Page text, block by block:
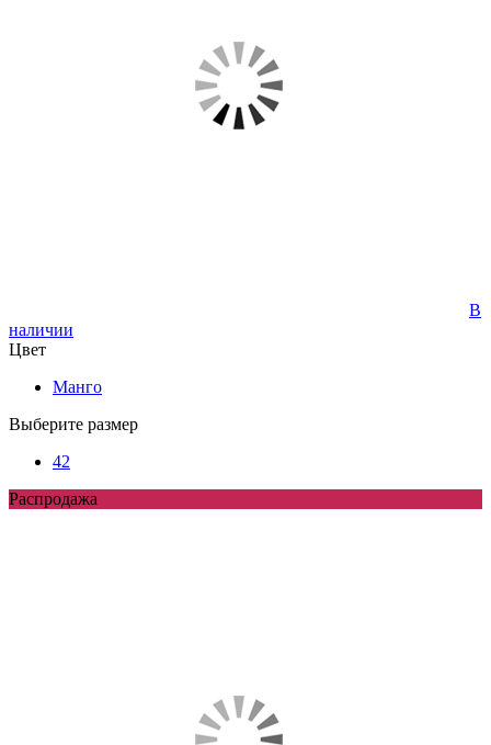
В
наличии
Цвет
Манго
Выберите размер
42
Распродажа